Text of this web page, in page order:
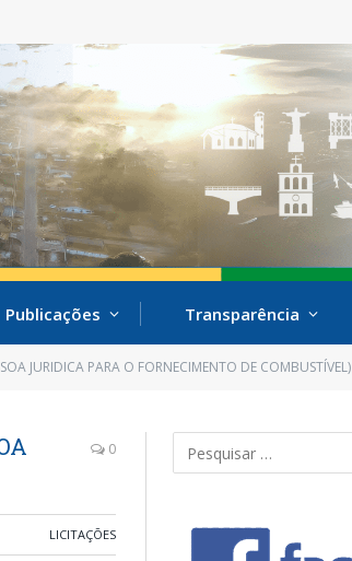
Publicações Transparência
JURIDICA PARA O FORNECIMENTO DE COMBUSTÍVEL)
0
LICITAÇÕES